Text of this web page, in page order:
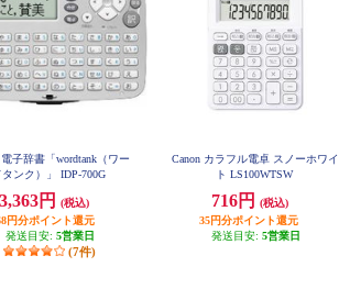
電子辞書「wordtank（ワー
タンク）」 IDP-700G
3,363円
(税込)
円分ポイント還元
発送目安: 5営業日
(7件)
Canon カラフル電卓 スノーホワイ
ト LS100WTSW
716円
(税込)
35円分ポイント還元
発送目安: 5営業日